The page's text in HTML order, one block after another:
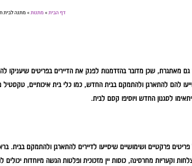
דף הבית» מתנות» מתנה לבית
שכן מדובר בהזדמנות לפנק את הדיירים בפריטים שיעניקו
להם להתארגן ולהתמקם בבית החדש, כמו כלי בית איכותיים,
לסגנון החדש ויוסיפו קסם לבית.
פרקטיים ושימושיים שיסייעו לדיירים להתארגן ולהתמקם
וקעריות מחרסינה, כוסות יין מזכוכית ופלטות הגשה מיוחדות